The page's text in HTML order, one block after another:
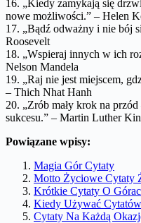
16. „Kiedy zamykają się
nowe możliwości.” – Helen
17. „Bądź odważny i nie bój
Roosevelt
18. „Wspieraj innych w ich
Nelson Mandela
19. „Raj nie jest miejscem,
– Thich Nhat Hanh
20. „Zrób mały krok na
sukcesu.” – Martin Luther
Powiązane wpisy:
Magia Gór Cytaty
Motto Życiowe Cytaty
Krótkie Cytaty O
Kiedy Używać Cytatów
Cytaty Na Każdą